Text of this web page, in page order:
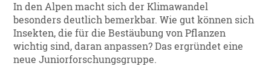
In den Alpen macht sich der Klimawandel
besonders deutlich bemerkbar. Wie gut können sich
Insekten, die für die Bestäubung von Pflanzen
wichtig sind, daran anpassen? Das ergründet eine
neue Juniorforschungsgruppe.